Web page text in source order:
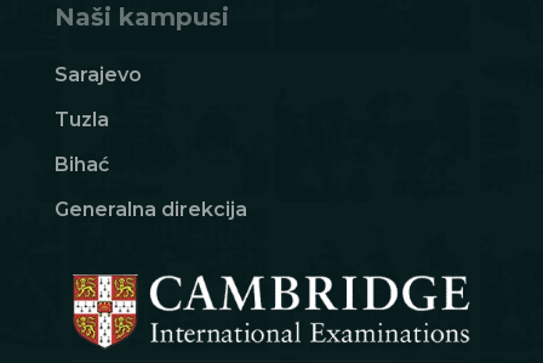
Naši kampusi
Sarajevo
Tuzla
Bihać
Generalna direkcija